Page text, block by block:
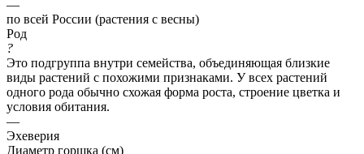
—
по всей России (растения с весны)
Род
?
Это подгруппа внутри семейства, объединяющая близкие
виды растений с похожими признаками. У всех растений
одного рода обычно схожая форма роста, строение цветка и
условия обитания.
—
Эхеверия
Диаметр горшка (см)